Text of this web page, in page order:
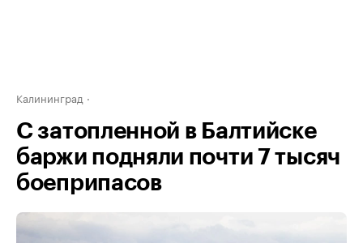
Калининград
С затопленной в Балтийске
баржи подняли почти 7 тысяч
боеприпасов